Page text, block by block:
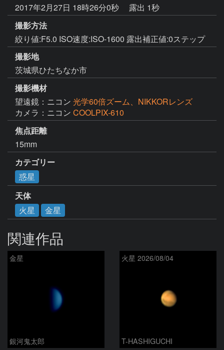
2017年2月27日 18時26分0秒
露出 1秒
撮影方法
絞り値:F5.0 ISO速度:ISO-1600 露出補正値:0ステップ
撮影地
茨城県ひたちなか市
撮影機材
望遠鏡：ニコン 光学60倍ズーム、NIKKORレンズ
カメラ：ニコン COOLPIX-610
焦点距離
15mm
カテゴリー
惑星
天体
火星
金星
関連作品
金星
銀河鬼太郎
火星 2026/08/04
T-HASHIGUCHI